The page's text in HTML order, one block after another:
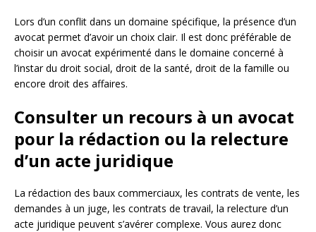
Lors d’un conflit dans un domaine spécifique, la présence d’un
avocat permet d’avoir un choix clair. Il est donc préférable de
choisir un avocat expérimenté dans le domaine concerné à
l’instar du droit social, droit de la santé, droit de la famille ou
encore droit des affaires.
Consulter un recours à un avocat
pour la rédaction ou la relecture
d’un acte juridique
La rédaction des baux commerciaux, les contrats de vente, les
demandes à un juge, les contrats de travail, la relecture d’un
acte juridique peuvent s’avérer complexe. Vous aurez donc